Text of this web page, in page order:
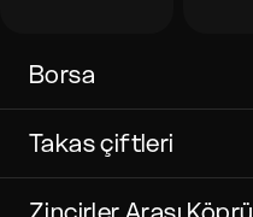
Borsa
Takas çiftleri